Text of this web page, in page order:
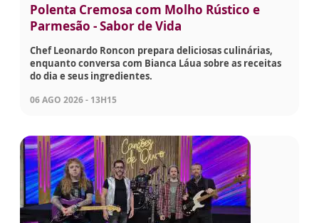
Polenta Cremosa com Molho Rústico e
Parmesão - Sabor de Vida
Chef Leonardo Roncon prepara deliciosas culinárias,
enquanto conversa com Bianca Láua sobre as receitas
do dia e seus ingredientes.
06 AGO 2026 - 13H15